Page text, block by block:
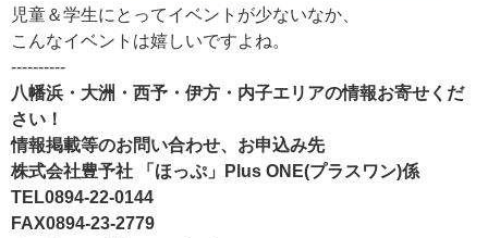
児童＆学生にとってイベントが少ないなか、
こんなイベントは嬉しいですよね。
----------
八幡浜・大洲・西予・伊方・内子エリアの情報お寄せくだ
さい！
情報掲載等のお問い合わせ、お申込み先
株式会社豊予社 「ほっぷ」Plus ONE(プラスワン)係
TEL0894-22-0144
FAX0894-23-2779